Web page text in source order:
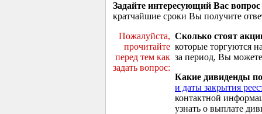
Задайте интересующий Вас вопрос
кратчайшие сроки Вы получите
Пожалуйста,
прочитайте
перед тем как
задать вопрос:
Сколько стоят
которые торгуются
за период, Вы
Какие дивиденды
и даты закрытия
контактной
узнать о выплате